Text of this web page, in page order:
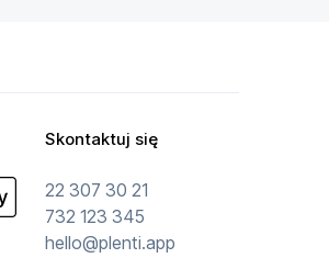
Skontaktuj się
22 307 30 21
732 123 345
hello@plenti.app